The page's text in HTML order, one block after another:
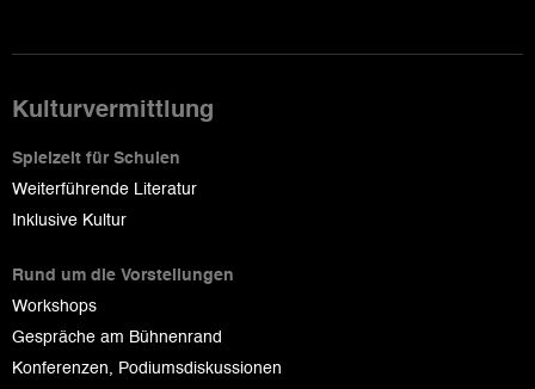
Kulturvermittlung
Spielzeit für Schulen
Weiterführende Literatur
Inklusive Kultur
Rund um die Vorstellungen
Workshops
Gespräche am Bühnenrand
Konferenzen, Podiumsdiskussionen